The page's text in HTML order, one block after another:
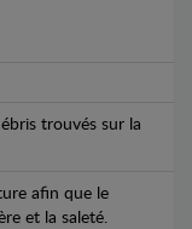
trouvés sur la
afin que le
et la saleté.